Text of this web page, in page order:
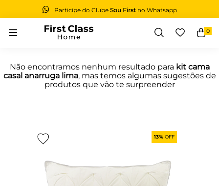
Participe do ClubeSou First no Whatsapp
0
Não encontramos nenhum resultado para kit cama
casal anarruga lima, mas temos algumas sugestões de
produtos que vão te surpreender
13% OFF